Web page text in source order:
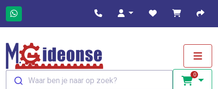
Waar ben je naar op zoek?
0